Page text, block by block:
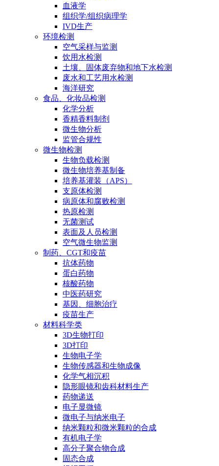
血液学
组织学/组织病理学
IVD生产
环境检测
空气采样与监测
饮用水检测
土壤、固体废弃物和地下水检测
废水和工艺用水检测
海洋研究
食品、化妆品检测
化学分析
香精香料制剂
微生物分析
监管合规性
微生物检测
生物负载检测
微生物培养基制备
培养基灌装（APS）
支原体检测
病原体和腐败检测
热原检测
无菌测试
表面及人员检测
空气微生物监测
制药、CGT和疫苗
抗体药物
蛋白药物
核酸药物
中医药研究
基因、细胞治疗
疫苗生产
材料科学类
3D生物打印
3D打印
生物电子学
生物传感器和生物成像
化学气相沉积
隐形眼镜和齿科材料生产
药物递送
电子显微镜
微电子与纳米电子
纳米颗粒和微米颗粒的合成
有机电子学
高分子聚合物合成
固态合成